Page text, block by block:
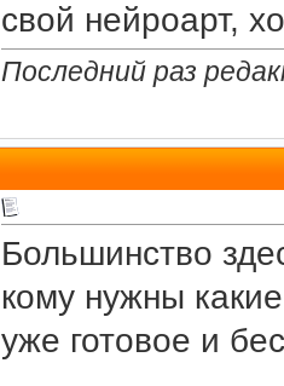
свой нейроарт,
Последний раз
Большинство
кому нужны
уже готовое и